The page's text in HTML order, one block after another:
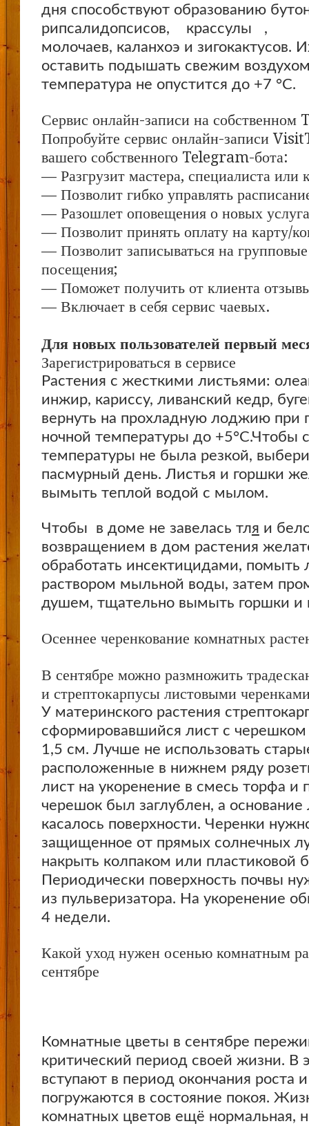
дня способствуют образованию
рипсалидопсисов, крассулы ,
молочаев, каланхоэ и зигокактусов.
оставить подышать свежим
температура не опустится до +7 °С.
Сервис онлайн-записи на собственном
Попробуйте сервис онлайн-записи
вашего собственного Telegram-бота:
— Разгрузит мастера, специалиста или
— Позволит гибко управлять
— Разошлет оповещения о новых
— Позволит принять оплату на карту/
— Позволит записываться на
посещения;
— Поможет получить от клиента
— Включает в себя сервис чаевых.
Для новых пользователей первый
Зарегистрироваться в сервисе
Растения с жесткими листьями:
инжир, кариссу, ливанский кедр,
вернуть на прохладную лоджию при
ночной температуры до +5°С.Чтобы
температуры не была резкой,
пасмурный день. Листья и горшки
вымыть теплой водой с мылом.
Чтобы в доме не завелась тля и
возвращением в дом растения
обработать инсектицидами, помыть
раствором мыльной воды, затем
душем, тщательно вымыть горшки и
Осеннее черенкование комнатных
В сентябре можно размножить
и стрептокарпусы листовыми
У материнского растения
сформировавшийся лист с
1,5 см. Лучше не использовать
расположенные в нижнем ряду
лист на укоренение в смесь торфа и
черешок был заглублен, а
касалось поверхности. Черенки
защищенное от прямых солнечных
накрыть колпаком или пластиковой
Периодически поверхность почвы
из пульверизатора. На укоренение
4 недели.
Какой уход нужен осенью комнатным
сентябре
Комнатные цветы в сентябре
критический период своей жизни. В
вступают в период окончания роста
погружаются в состояние покоя.
комнатных цветов ещё нормальная,